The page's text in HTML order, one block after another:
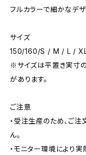
フルカラーで細かなデ
サイズ
150/160/S / M / L /
※サイズは平置き実寸
があります。
ご注意
・受注生産のため、ご
ん。
・モニター環境により